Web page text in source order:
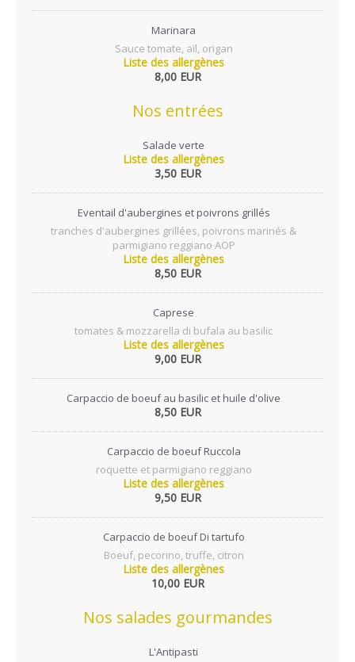
Marinara
Sauce tomate, aïl, origan
Liste des allergènes
8,00 EUR
Nos entrées
Salade verte
Liste des allergènes
3,50 EUR
Eventail d'aubergines et poivrons grillés
tranches d'aubergines grillées, poivrons marinés &
parmigiano reggiano AOP
Liste des allergènes
8,50 EUR
Caprese
tomates & mozzarella di bufala au basilic
Liste des allergènes
9,00 EUR
Carpaccio de boeuf au basilic et huile d'olive
8,50 EUR
Carpaccio de boeuf Ruccola
roquette et parmigiano reggiano
Liste des allergènes
9,50 EUR
Carpaccio de boeuf Di tartufo
Boeuf, pecorino, truffe, citron
Liste des allergènes
10,00 EUR
Nos salades gourmandes
L'Antipasti